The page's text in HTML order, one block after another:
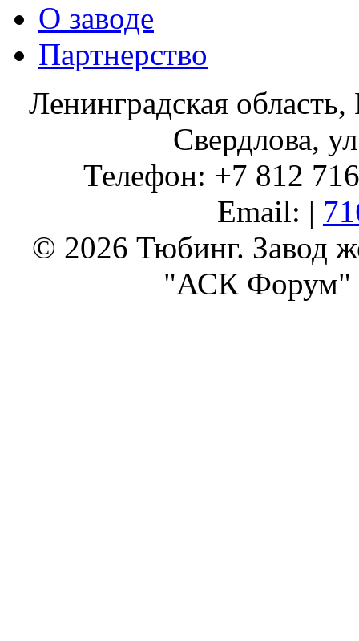
О заводе
Партнерство
Ленинградская
Свердлова,
Телефон: +7 812
Email: |
© 2026 Тюбинг. Завод
"АСК Форум"